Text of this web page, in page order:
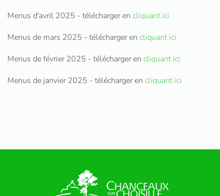
Menus d'avril 2025 - télécharger en cliquant ici
Menus de mars 2025 - télécharger en cliquant ici
Menus de février 2025 - télécharger en cliquant ici
Menus de janvier 2025 - télécharger en cliquant ici